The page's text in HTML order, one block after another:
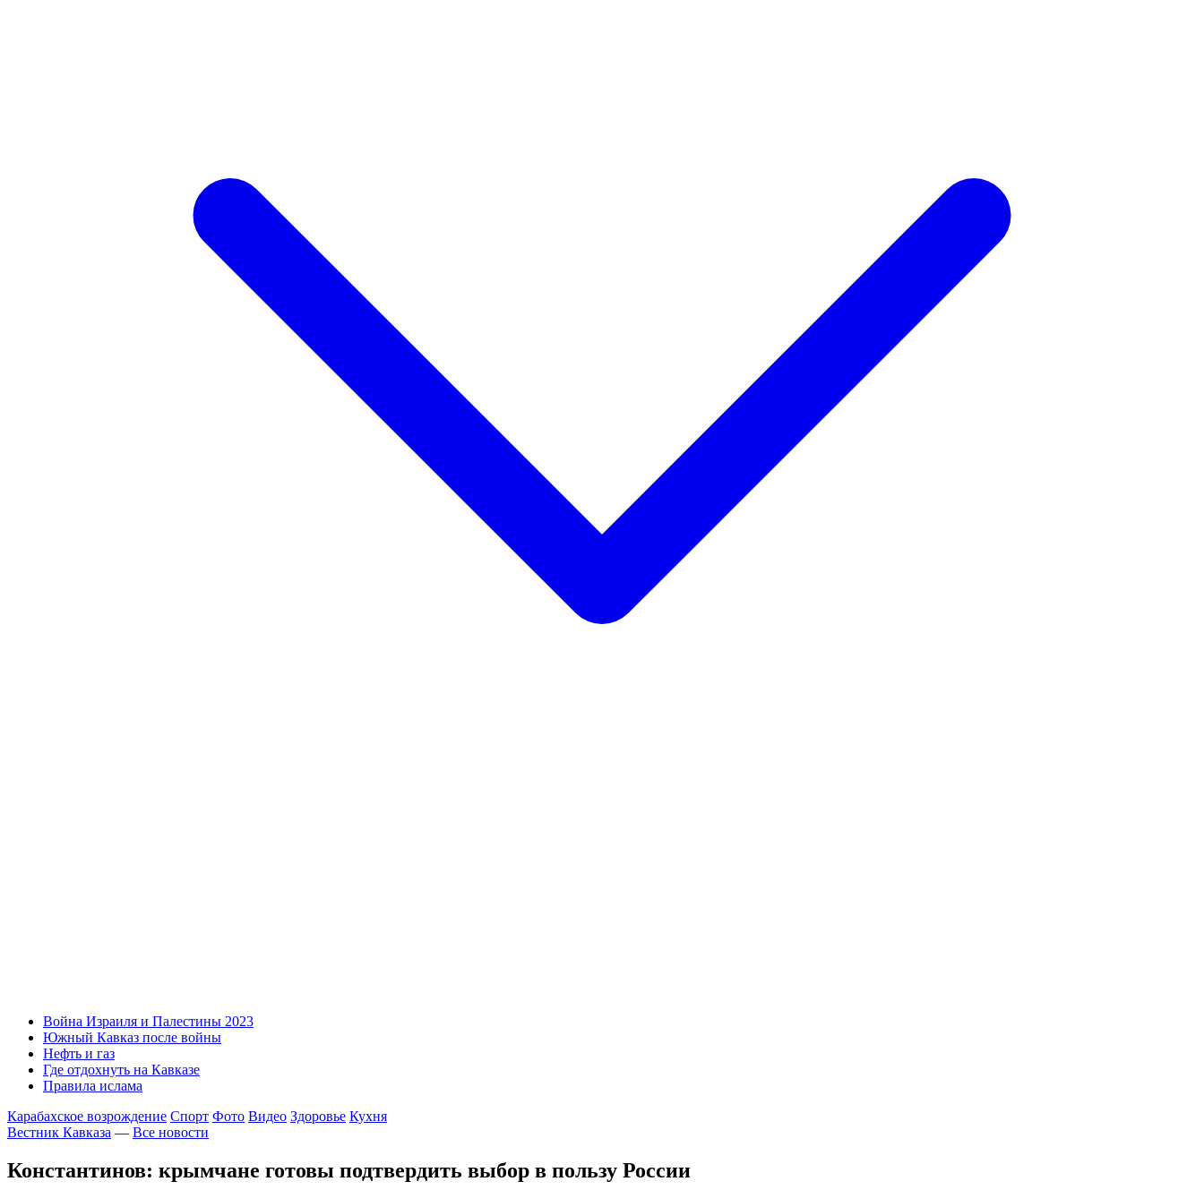
Война Израиля и Палестины 2023
Южный Кавказ после войны
Нефть и газ
Где отдохнуть на Кавказе
Правила ислама
Карабахское возрождение Спорт Фото Видео Здоровье Кухня
Вестник Кавказа — Все новости
Константинов: крымчане готовы подтвердить выбор в пользу России